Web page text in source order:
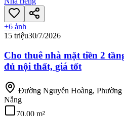
+6 ảnh
15 triệu30/7/2026
Cho thuê nhà mặt tiền 2
đủ nội thất, giá tốt
Đường Nguyễn Hoàng,
Nẵng
70.00 m²